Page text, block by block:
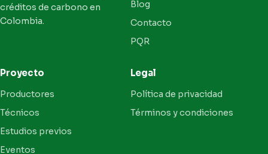
créditos de carbono en
Colombia.
Blog
Contacto
PQR
Proyecto
Productores
Técnicos
Estudios previos
Eventos
Legal
Política de privacidad
Términos y condiciones